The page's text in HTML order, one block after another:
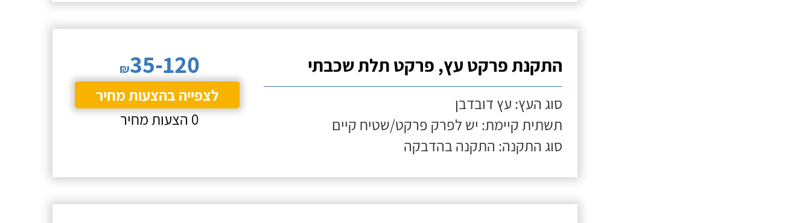
התקנת פרקט עץ, פרקט תלת שכבתי
סוג העץ: עץ דובדבן
תשתית קיימת: יש לפרק פרקט/שטיח קיים
סוג התקנה: התקנה בהדבקה
₪35-120
לצפייה בהצעות מחיר
0 הצעות מחיר